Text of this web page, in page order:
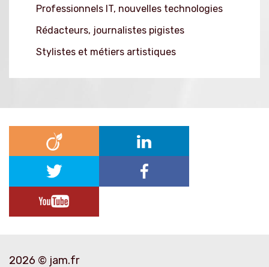
Professionnels IT, nouvelles technologies
Rédacteurs, journalistes pigistes
Stylistes et métiers artistiques
2026 © jam.fr